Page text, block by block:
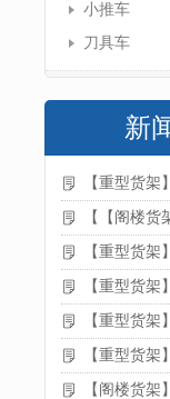
小推车
刀具车
新